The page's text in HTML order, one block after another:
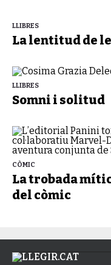
LLIBRES
La lentitud de
LLIBRES
Somni i solitud
CÒMIC
La trobada
del còmic